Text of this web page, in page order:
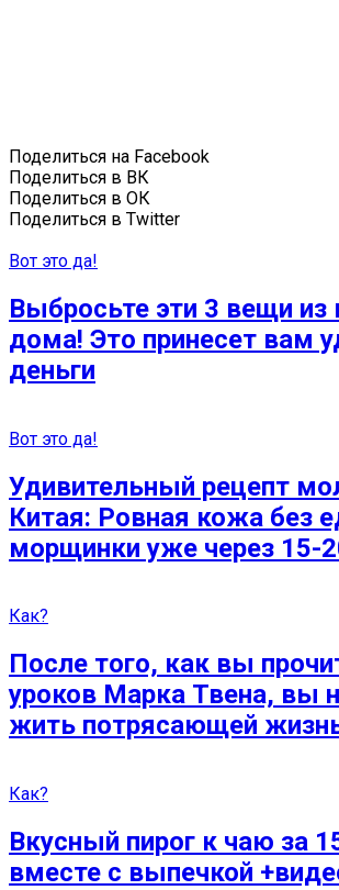
Поделиться на Facebook
Поделиться в ВК
Поделиться в ОК
Поделиться в Twitter
Вот это да!
Выбросьте эти 3 вещи из
дома! Это принесет вам
деньги
Вот это да!
Удивительный рецепт
Китая: Ровная кожа без
морщинки уже через 15-
Как?
После того, как вы
уроков Марка Твена, вы
жить потрясающей
Как?
Вкусный пирог к чаю за
вместе с выпечкой